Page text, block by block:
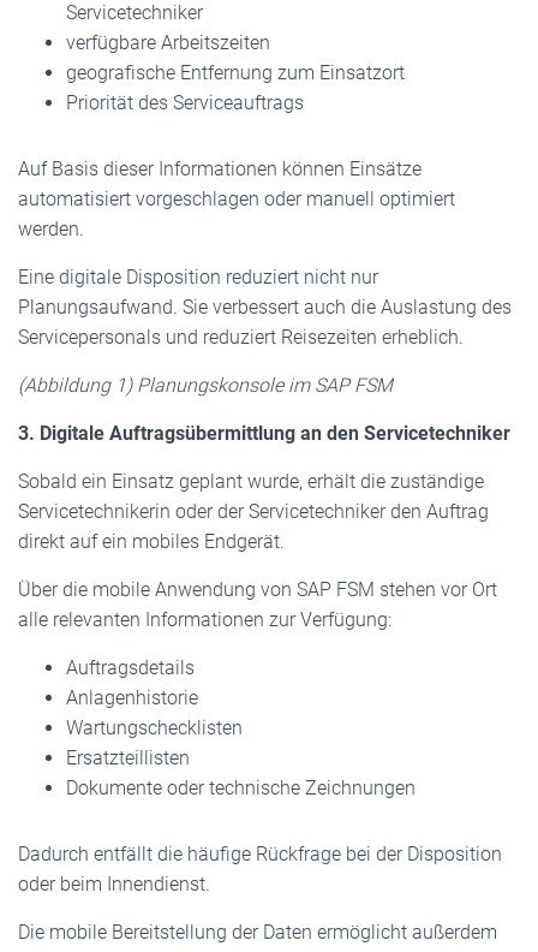
Servicetechniker
verfügbare Arbeitszeiten
geografische Entfernung zum Einsatzort
Priorität des Serviceauftrags
Auf Basis dieser Informationen können Einsätze
automatisiert vorgeschlagen oder manuell optimiert
werden.
Eine digitale Disposition reduziert nicht nur
Planungsaufwand. Sie verbessert auch die Auslastung des
Servicepersonals und reduziert Reisezeiten erheblich.
(Abbildung 1) Planungskonsole im SAP FSM
3. Digitale Auftragsübermittlung an den Servicetechniker
Sobald ein Einsatz geplant wurde, erhält die zuständige
Servicetechnikerin oder der Servicetechniker den Auftrag
direkt auf ein mobiles Endgerät.
Über die mobile Anwendung von SAP FSM stehen vor Ort
alle relevanten Informationen zur Verfügung:
Auftragsdetails
Anlagenhistorie
Wartungschecklisten
Ersatzteillisten
Dokumente oder technische Zeichnungen
Dadurch entfällt die häufige Rückfrage bei der Disposition
oder beim Innendienst.
Die mobile Bereitstellung der Daten ermöglicht außerdem